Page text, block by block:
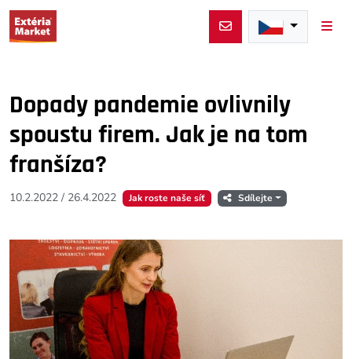
Dopady pandemie ovlivnily
spoustu firem. Jak je na tom
franšíza?
10.2.2022 / 26.4.2022 Jak roste naše síť Sdílejte